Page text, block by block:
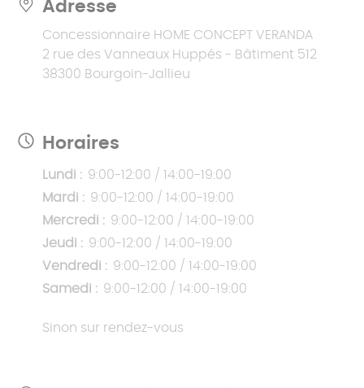
Adresse
Concessionnaire HOME CONCEPT VERANDA
2 rue des Vanneaux Huppés - Bâtiment 512
38300 Bourgoin-Jallieu
Horaires
Lundi : 9:00-12:00 / 14:00-19:00
Mardi : 9:00-12:00 / 14:00-19:00
Mercredi : 9:00-12:00 / 14:00-19:00
Jeudi : 9:00-12:00 / 14:00-19:00
Vendredi : 9:00-12:00 / 14:00-19:00
Samedi : 9:00-12:00 / 14:00-19:00
Sinon sur rendez-vous